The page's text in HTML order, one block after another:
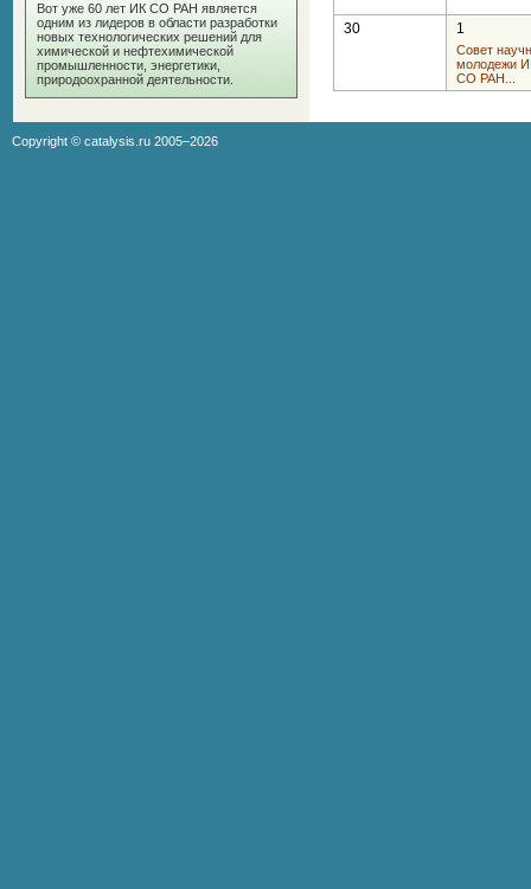
Вот уже 60 лет ИК СО РАН является
одним из лидеров в области разработки
новых технологических решений для
химической и нефтехимической
промышленности, энергетики,
природоохранной деятельности.
30 1
Совет
молодежи
СО РАН...
Copyright © catalysis.ru 2005–2026